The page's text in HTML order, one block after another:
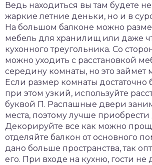
Ведь находиться вы там будете
жаркие летние деньки, но и в
На большом балконе можно
мебель для хранилищ или даже
кухонного треугольника. Со
можно уходить с расстановкой
середину комнаты, но это займет
Если размер комнаты достаточно
при этом узкий, используйте
буквой П. Распашные двери
места, поэтому лучше
Декорируйте все как можно
отделяйте балкон от основного
дано больше пространства, так
его. При входе на кухню, гости не